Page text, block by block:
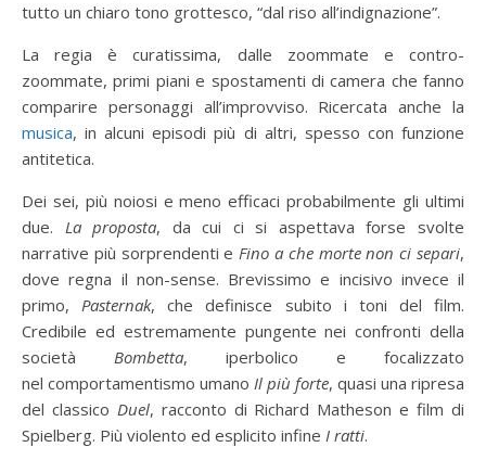
tutto un chiaro tono grottesco, “dal riso all’indignazione”.
La regia è curatissima, dalle zoommate e contro-
zoommate, primi piani e spostamenti di camera che fanno
comparire personaggi all’improvviso. Ricercata anche la
musica, in alcuni episodi più di altri, spesso con funzione
antitetica.
Dei sei, più noiosi e meno efficaci probabilmente gli ultimi
due. La proposta, da cui ci si aspettava forse svolte
narrative più sorprendenti eFino a che morte non ci separi,
dove regna il non-sense. Brevissimo e incisivo invece il
primo,Pasternak, che definisce subito i toni del film.
Credibile ed estremamente pungente nei confronti della
società Bombetta, iperbolico e focalizzato
nel comportamentismo umano Il più forte, quasi una ripresa
del classico Duel, racconto di Richard Matheson e film di
Spielberg. Più violento ed esplicito infine I ratti.